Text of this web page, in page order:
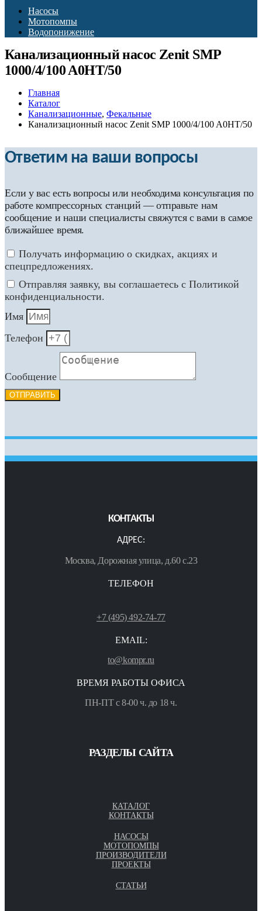
Насосы
Мотопомпы
Водопонижение
Канализационный насос Zenit SMP
1000/4/100 A0HT/50
Главная
Каталог
Канализационные, Фекальные
Канализационный насос Zenit SMP 1000/4/100 A0HT/50
Ответим на ваши вопросы
Если у вас есть вопросы или необходима консультация по
работе компрессорных станций — отправьте нам
сообщение и наши специалисты свяжутся с вами в самое
ближайшее время.
Получать информацию о скидках, акциях и
спецпредложениях.
Отправляя заявку, вы соглашаетесь с Политикой
конфиденциальности.
Имя
Телефон
Сообщение
ОТПРАВИТЬ
КОНТАКТЫ
АДРЕС:
Москва, Дорожная улица, д.60 с.23
ТЕЛЕФОН
+7 (495) 492-74-77
EMAIL:
to@kompr.ru
ВРЕМЯ РАБОТЫ ОФИСА
ПН-ПТ с 8-00 ч. до 18 ч.
РАЗДЕЛЫ САЙТА
КАТАЛОГ
КОНТАКТЫ
НАСОСЫ
МОТОПОМПЫ
ПРОИЗВОДИТЕЛИ
ПРОЕКТЫ
СТАТЬИ